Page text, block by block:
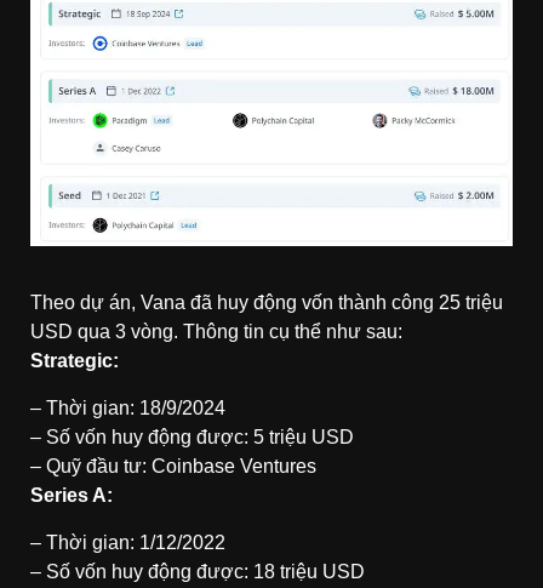
Theo dự án, Vana đã huy động vốn thành công 25 triệu
USD qua 3 vòng. Thông tin cụ thể như sau:
Strategic:
– Thời gian: 18/9/2024
– Số vốn huy động được: 5 triệu USD
– Quỹ đầu tư: Coinbase Ventures
Series A:
– Thời gian: 1/12/2022
– Số vốn huy động được: 18 triệu USD